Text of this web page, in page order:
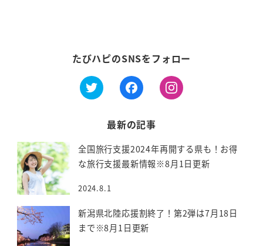
たびハピのSNSをフォロー
最新の記事
全国旅行支援2024年再開する県も！お得
な旅行支援最新情報※8月1日更新
2024.8.1
新潟県北陸応援割終了！第2弾は7月18日
まで※8月1日更新